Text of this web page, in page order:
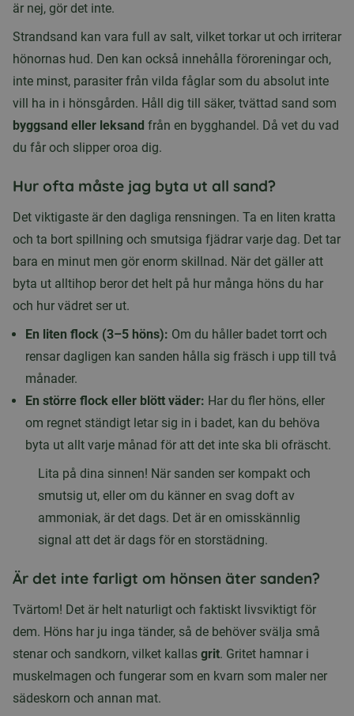
är nej, gör det inte.
Strandsand kan vara full av salt, vilket torkar ut och irriterar
hönornas hud. Den kan också innehålla föroreningar och,
inte minst, parasiter från vilda fåglar som du absolut inte
vill ha in i hönsgården. Håll dig till säker, tvättad sand som
byggsand eller leksand från en bygghandel. Då vet du vad
du får och slipper oroa dig.
Hur ofta måste jag byta ut all sand?
Det viktigaste är den dagliga rensningen. Ta en liten kratta
och ta bort spillning och smutsiga fjädrar varje dag. Det tar
bara en minut men gör enorm skillnad. När det gäller att
byta ut alltihop beror det helt på hur många höns du har
och hur vädret ser ut.
En liten flock (3–5 höns): Om du håller badet torrt och
rensar dagligen kan sanden hålla sig fräsch i upp till två
månader.
En större flock eller blött väder: Har du fler höns, eller
om regnet ständigt letar sig in i badet, kan du behöva
byta ut allt varje månad för att det inte ska bli ofräscht.
Lita på dina sinnen! När sanden ser kompakt och
smutsig ut, eller om du känner en svag doft av
ammoniak, är det dags. Det är en omisskännlig
signal att det är dags för en storstädning.
Är det inte farligt om hönsen äter sanden?
Tvärtom! Det är helt naturligt och faktiskt livsviktigt för
dem. Höns har ju inga tänder, så de behöver svälja små
stenar och sandkorn, vilket kallas grit. Gritet hamnar i
muskelmagen och fungerar som en kvarn som maler ner
sädeskorn och annan mat.